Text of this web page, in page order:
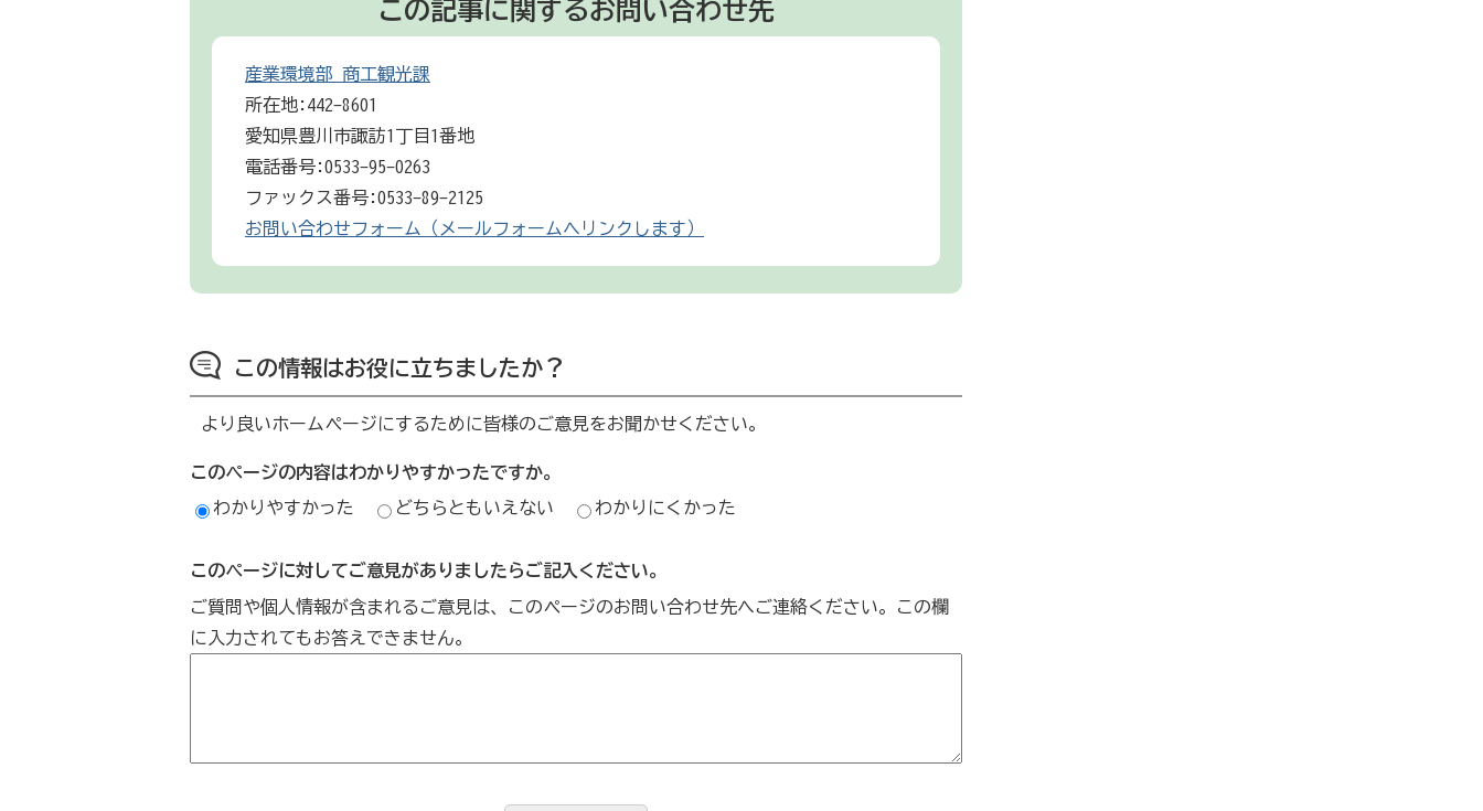
この記事に関するお問い合わせ先
産業環境部 商工観光課
所在地:442-8601
愛知県豊川市諏訪1丁目1番地
電話番号:0533-95-0263
ファックス番号:0533-89-2125
お問い合わせフォーム（メールフォームへリンクします）
この情報はお役に立ちましたか？
より良いホームページにするために皆様のご意見をお聞かせください。
このページの内容はわかりやすかったですか。
わかりやすかった どちらともいえない わかりにくかった
このページに対してご意見がありましたらご記入ください。
ご質問や個人情報が含まれるご意見は、このページのお問い合わせ先へご連絡ください。この欄
に入力されてもお答えできません。